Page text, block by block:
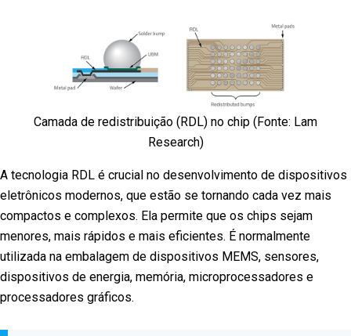
Camada de redistribuição (RDL) no chip (Fonte: Lam
Research)
A tecnologia RDL é crucial no desenvolvimento de dispositivos
eletrônicos modernos, que estão se tornando cada vez mais
compactos e complexos. Ela permite que os chips sejam
menores, mais rápidos e mais eficientes. É normalmente
utilizada na embalagem de dispositivos MEMS, sensores,
dispositivos de energia, memória, microprocessadores e
processadores gráficos.